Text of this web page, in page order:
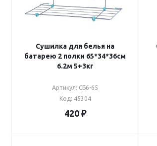
Сушилка для белья на
батарею 2 полки 65*34*36см
6.2м 5+3кг
Артикул: СБ6-65
Код: 45304
420₽